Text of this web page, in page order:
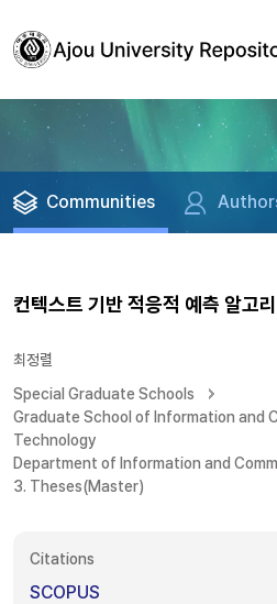
Communities
컨텍스트 기반 적응적 예측 알고
최정렬
Special Graduate Schools
Graduate School of Information and
Technology
Department of Information and
3. Theses(Master)
Citations
SCOPUS